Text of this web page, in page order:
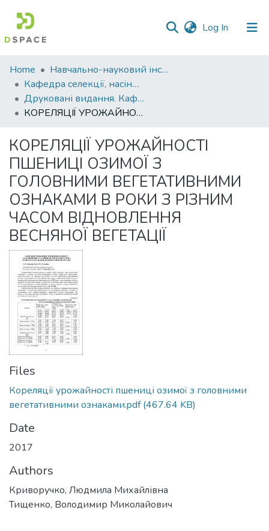
Log In (current)
Communities
&
Collections
All of DSpace
Statistics
Home
Навчально-науковий інститут агротехнологій, селекції та екології
Кафедра селекції, насінництва і генетики
Друковані видання. Кафедра селекції, насінництва і генетики
КОРЕЛЯЦІЇ УРОЖАЙНОСТІ ПШЕНИЦІ ОЗИМОЇ З ГОЛОВНИМИ ВЕГЕТАТИВНИМИ ОЗНАКАМИ В РОКИ З РІЗНИМ ЧАСОМ ВІДНОВЛЕННЯ ВЕСНЯНОЇ ВЕГЕТАЦІЇ
КОРЕЛЯЦІЇ УРОЖАЙНОСТІ
ПШЕНИЦІ ОЗИМОЇ З
ГОЛОВНИМИ ВЕГЕТАТИВНИМИ
ОЗНАКАМИ В РОКИ З РІЗНИМ
ЧАСОМ ВІДНОВЛЕННЯ
ВЕСНЯНОЇ ВЕГЕТАЦІЇ
Files
Кореляції урожайності пшениці озимої з головними
вегетативними ознаками.pdf(467.64 KB)
Date
2017
Authors
Криворучко, Людмила Михайлівна
Тищенко, Володимир Миколайович